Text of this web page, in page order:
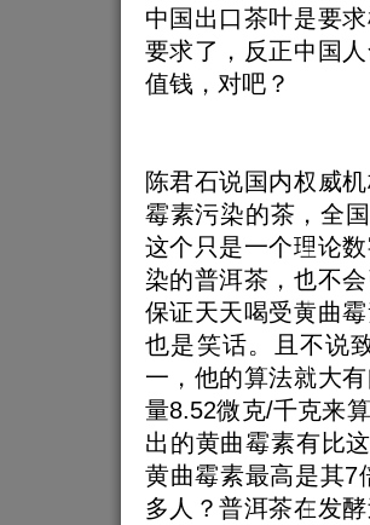
中国出口茶叶是要
要求了，反正中国
值钱，对吧？
陈君石说国内权威
霉素污染的茶，全
这个只是一个理论
染的普洱茶，也不
保证天天喝受黄曲
也是笑话。且不说
一，他的算法就大
量8.52微克/千克来
出的黄曲霉素有比
黄曲霉素最高是其7
多人？普洱茶在发